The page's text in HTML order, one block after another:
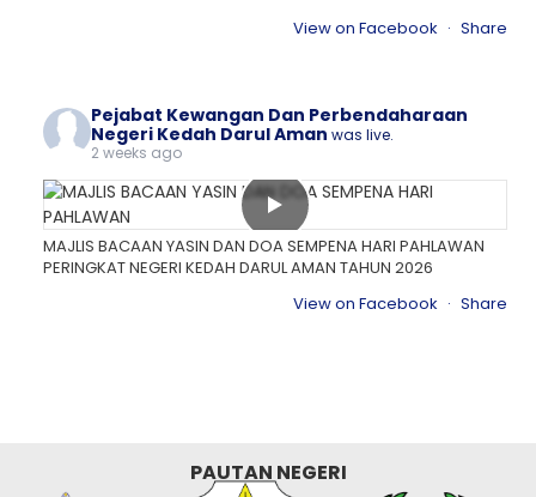
View on Facebook · Share
Pejabat Kewangan Dan Perbendaharaan
Negeri Kedah Darul Amanwas live.
2 weeks ago
MAJLIS BACAAN YASIN DAN DOA SEMPENA HARI PAHLAWAN
PERINGKAT NEGERI KEDAH DARUL AMAN TAHUN 2026
View on Facebook · Share
PAUTAN NEGERI